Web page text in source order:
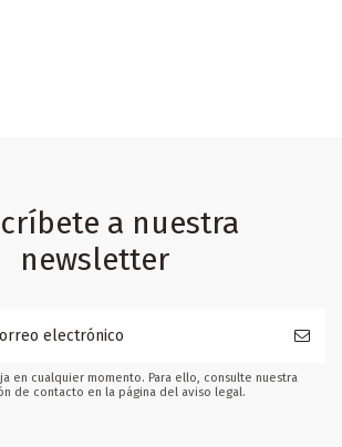
a nuestra
newsletter
en cualquier momento. Para ello, consulte nuestra
de contacto en la página del aviso legal.